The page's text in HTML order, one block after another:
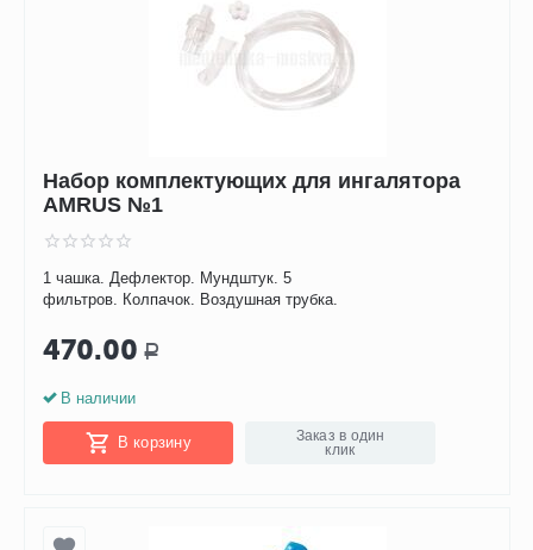
Набор комплектующих для ингалятора
AMRUS №1
1 чашка. Дефлектор. Мундштук. 5
фильтров. Колпачок. Воздушная трубка.
470.00 Р
В наличии
В корзину
Заказ в один
клик